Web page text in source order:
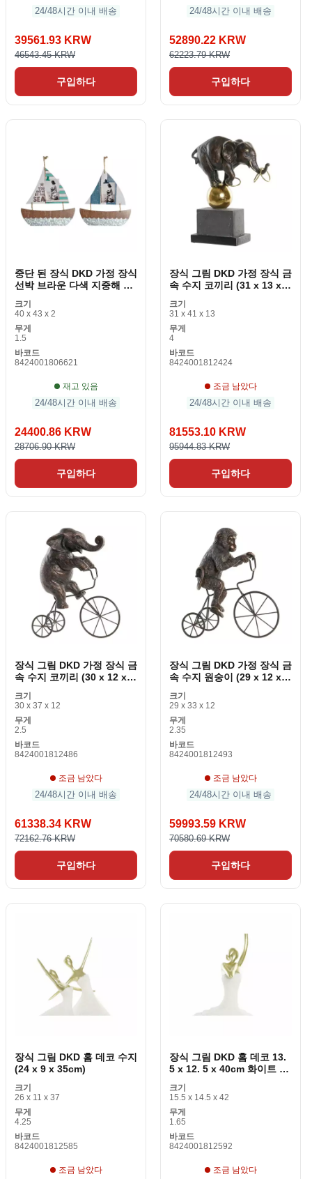
24/48시간 이내 배송
39561.93 KRW
46543.45 KRW
구입하다
24/48시간 이내 배송
52890.22 KRW
62223.79 KRW
구입하다
중단 된 장식 DKD 가정 장식
선박 브라운 다색 지중해 40
크기
40 x 43 x 2
무게
1.5
바코드
8424001806621
재고 있음
24/48시간 이내 배송
24400.86 KRW
28706.90 KRW
구입하다
장식 그림 DKD 가정 장식 금
속 수지 코끼리 (31 x 13 x
크기
31 x 41 x 13
무게
4
바코드
8424001812424
조금 남았다
24/48시간 이내 배송
81553.10 KRW
95944.83 KRW
구입하다
장식 그림 DKD 가정 장식 금
속 수지 코끼리 (30 x 12 x
크기
30 x 37 x 12
무게
2.5
바코드
8424001812486
조금 남았다
24/48시간 이내 배송
61338.34 KRW
72162.76 KRW
구입하다
장식 그림 DKD 가정 장식 금
속 수지 원숭이 (29 x 12 x
크기
29 x 33 x 12
무게
2.35
바코드
8424001812493
조금 남았다
24/48시간 이내 배송
59993.59 KRW
70580.69 KRW
구입하다
장식 그림 DKD 홈 데코 수지
(24 x 9 x 35cm)
크기
26 x 11 x 37
무게
4.25
바코드
8424001812585
조금 남았다
장식 그림 DKD 홈 데코 13.
5 x 12. 5 x 40cm 화이트 레
크기
15.5 x 14.5 x 42
무게
1.65
바코드
8424001812592
조금 남았다